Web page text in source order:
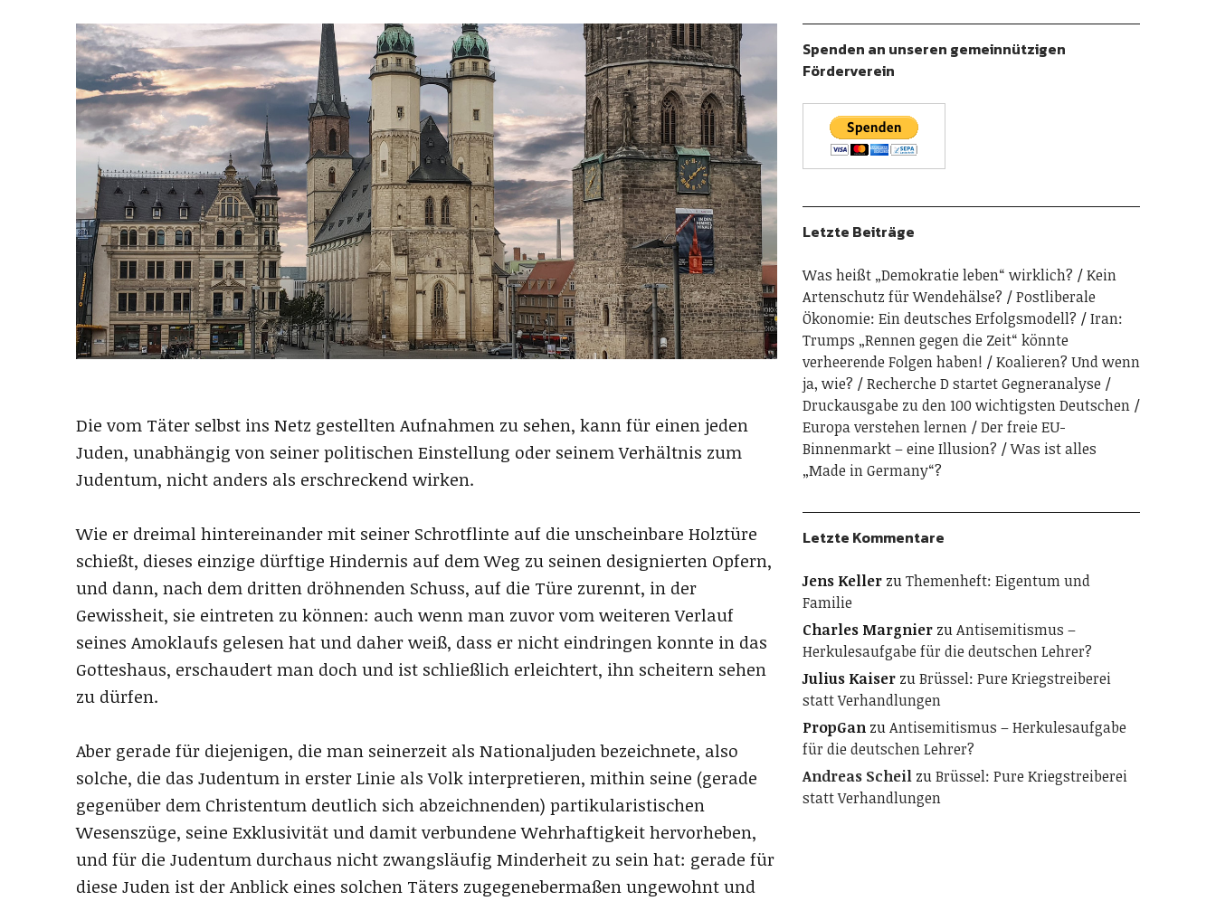
Die vom Täter selbst ins Netz gestellten Aufnahmen zu sehen, kann für einen jeden
Juden, unabhängig von seiner politischen Einstellung oder seinem Verhältnis zum
Judentum, nicht anders als erschreckend wirken.
Wie er dreimal hintereinander mit seiner Schrotflinte auf die unscheinbare Holztüre
schießt, dieses einzige dürftige Hindernis auf dem Weg zu seinen designierten Opfern,
und dann, nach dem dritten dröhnenden Schuss, auf die Türe zurennt, in der
Gewissheit, sie eintreten zu können: auch wenn man zuvor vom weiteren Verlauf
seines Amoklaufs gelesen hat und daher weiß, dass er nicht eindringen konnte in das
Gotteshaus, erschaudert man doch und ist schließlich erleichtert, ihn scheitern sehen
zu dürfen.
Aber gerade für diejenigen, die man seinerzeit als Nationaljuden bezeichnete, also
solche, die das Judentum in erster Linie als Volk interpretieren, mithin seine (gerade
gegenüber dem Christentum deutlich sich abzeichnenden) partikularistischen
Wesenszüge, seine Exklusivität und damit verbundene Wehrhaftigkeit hervorheben,
und für die Judentum durchaus nicht zwangsläufig Minderheit zu sein hat: gerade für
diese Juden ist der Anblick eines solchen Täters zugegenebermaßen ungewohnt und
Spenden an unseren gemeinnützigen
Förderverein
Letzte Beiträge
Was heißt „Demokratie leben“ wirklich?
Kein
Artenschutz für Wendehälse?
Postliberale
Ökonomie: Ein deutsches Erfolgsmodell?
Iran:
Trumps „Rennen gegen die Zeit“ könnte
verheerende Folgen haben!
Koalieren? Und wenn
ja, wie?
Recherche D startet Gegneranalyse
Druckausgabe zu den 100 wichtigsten Deutschen
Europa verstehen lernen
Der freie EU-
Binnenmarkt – eine Illusion?
Was ist alles
„Made in Germany“?
Letzte Kommentare
Jens KellerzuThemenheft: Eigentum und
Familie
Charles MargnierzuAntisemitismus –
Herkulesaufgabe für die deutschen Lehrer?
Julius KaiserzuBrüssel: Pure Kriegstreiberei
statt Verhandlungen
PropGanzuAntisemitismus – Herkulesaufgabe
für die deutschen Lehrer?
Andreas ScheilzuBrüssel: Pure Kriegstreiberei
statt Verhandlungen